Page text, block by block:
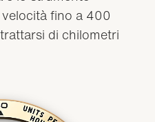
fino a 400
di chilometri